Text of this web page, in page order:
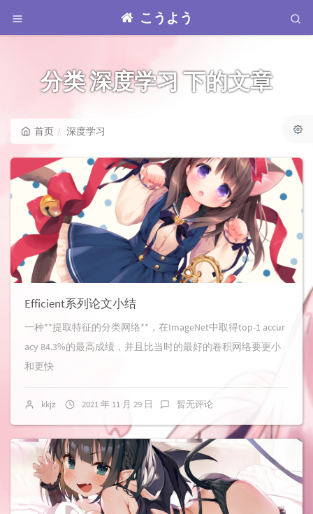
こうよう
分类 深度学习 下的文章
首页 深度学习
Efficient系列论文小结
一种**提取特征的分类网络**，在ImageNet中取得top-1 accur
acy 84.3%的最高成绩，并且比当时的最好的卷积网络要更小
和更快
kkjz 2021 年 11 月 29 日 暂无评论